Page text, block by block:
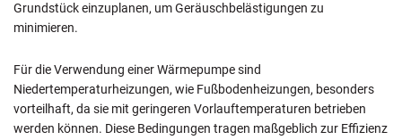
Grundstück einzuplanen, um Geräuschbelästigungen zu
minimieren.
Für die Verwendung einer Wärmepumpe sind
Niedertemperaturheizungen, wie Fußbodenheizungen, besonders
vorteilhaft, da sie mit geringeren Vorlauftemperaturen betrieben
werden können. Diese Bedingungen tragen maßgeblich zur Effizienz